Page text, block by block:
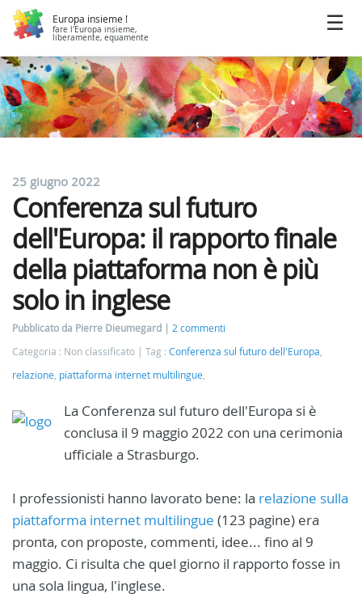
Europa insieme !
fare l'Europa insieme,
liberamente, equamente
25 giugno 2022
Conferenza sul futuro
dell'Europa: il rapporto finale
della piattaforma non è più
solo in inglese
Pubblicato da Pierre Dieumegard
2 commenti
Categoria : Non classificato
Tag : Conferenza sul futuro dell'Europa,
relazione, piattaforma internet multilingue,
La Conferenza sul futuro dell'Europa si è
conclusa il 9 maggio 2022 con una cerimonia
ufficiale a Strasburgo.
I professionisti hanno lavorato bene: la relazione sulla
piattaforma internet multilingue (123 pagine) era
pronta, con proposte, commenti, idee... fino al 9
maggio. Ci risulta che quel giorno il rapporto fosse in
una sola lingua, l'inglese.